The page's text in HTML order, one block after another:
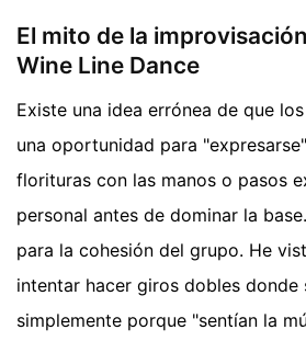
El mito de la
Wine Line Dance
Existe una idea errónea de que
una oportunidad para
florituras con las manos o pasos
personal antes de dominar la
para la cohesión del grupo. He
intentar hacer giros dobles donde
simplemente porque "sentían la